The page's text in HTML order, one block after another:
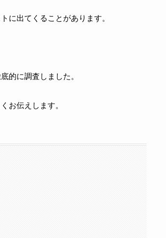
に出てくることがあります。
的に調査しました。
お伝えします。